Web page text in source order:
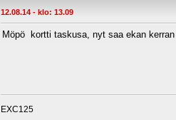
12.08.14 - klo: 13.09
Möpö kortti taskusa, nyt saa ekan
EXC125